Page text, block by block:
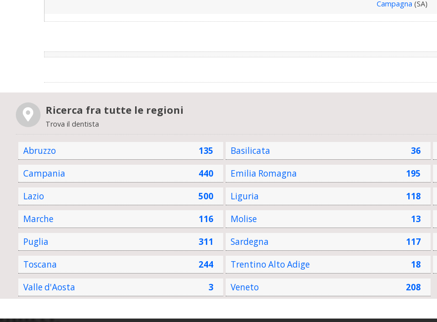
Campagna (SA)
Ricerca fra tutte le regioni
Trova il dentista
Abruzzo 135 Basilicata 36
Campania
440 Emilia Romagna 195
Lazio
500 Liguria 118
Marche
116 Molise 13
Puglia
311 Sardegna 117
Toscana
244 Trentino Alto Adige 18
Valle d'Aosta
3 Veneto 208